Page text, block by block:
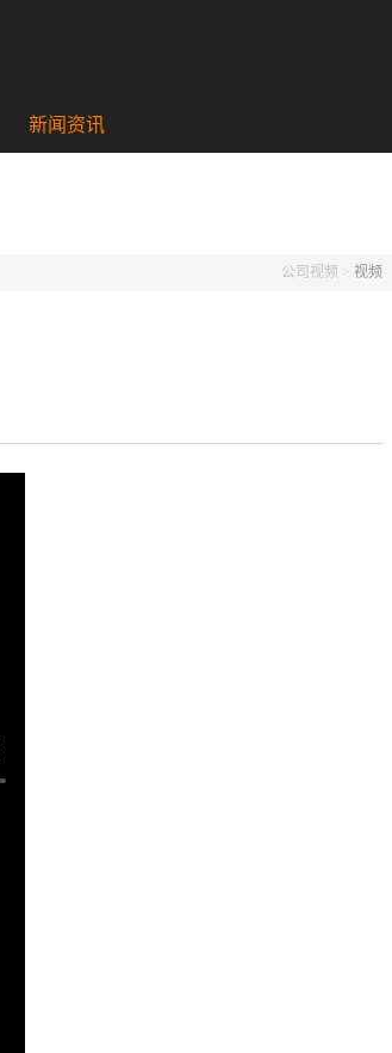
新闻资讯
公司视频 > 视频